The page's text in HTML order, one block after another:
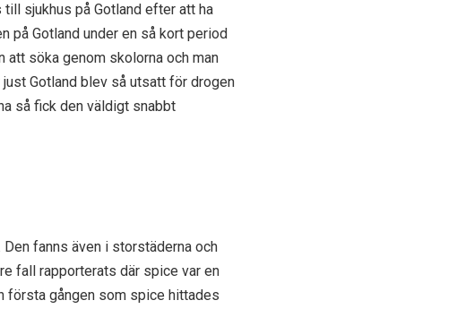
sjukhus på Gotland efter att ha
på Gotland under en så kort period
att söka genom skolorna och man
Gotland blev så utsatt för drogen
så fick den väldigt snabbt
fanns även i storstäderna och
fall rapporterats där spice var en
första gången som spice hittades